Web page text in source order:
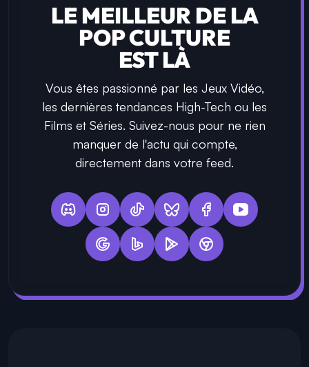
LE MEILLEUR DE LA
POP CULTURE
EST LÀ
Vous êtes passionné par les Jeux Vidéo,
les dernières tendances High-Tech ou les
Films et Séries. Suivez-nous pour ne rien
manquer de l'actu qui compte,
directement dans votre feed.